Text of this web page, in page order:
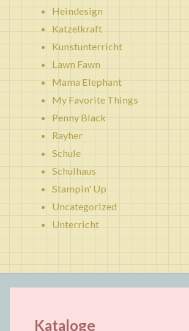
Heindesign
Katzelkraft
Kunstunterricht
Lawn Fawn
Mama Elephant
My Favorite Things
Penny Black
Rayher
Schule
Schulhaus
Stampin' Up
Uncategorized
Unterricht
Kataloge